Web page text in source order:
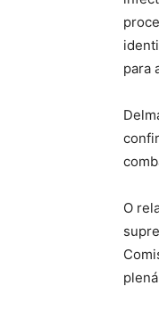
para
O